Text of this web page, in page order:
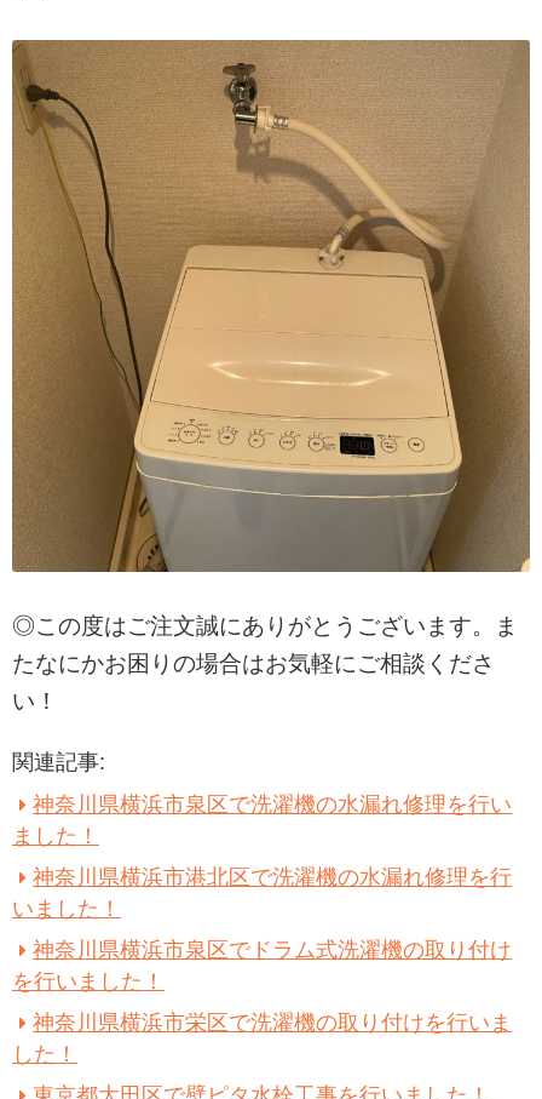
◎この度はご注文誠にありがとうございます。ま
たなにかお困りの場合はお気軽にご相談くださ
い！
関連記事:
神奈川県横浜市泉区で洗濯機の水漏れ修理を行い
ました！
神奈川県横浜市港北区で洗濯機の水漏れ修理を行
いました！
神奈川県横浜市泉区でドラム式洗濯機の取り付け
を行いました！
神奈川県横浜市栄区で洗濯機の取り付けを行いま
した！